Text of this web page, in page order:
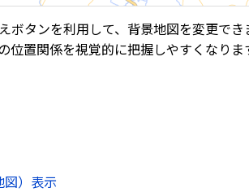
ボタンを利用して、背景地図を変更で
置関係を視覚的に把握しやすくなりま
図）表示